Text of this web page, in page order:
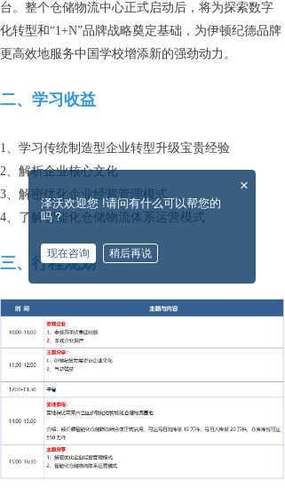
台。整个仓储物流中心正式启动后，将为探索数字
化转型和“1+N”品牌战略奠定基础，为伊顿纪德品牌
更高效地服务中国学校增添新的强劲动力。
二、学习收益
1、学习传统制造型企业转型升级宝贵经验
2、解析企业核心文化
3、解密优化企业经营管理模式
4、了解智能化仓储物流体系运营模式
三、行程规划
×
泽沃欢迎您 !请问有什么可以帮您的
吗？
现在咨询 稍后再说